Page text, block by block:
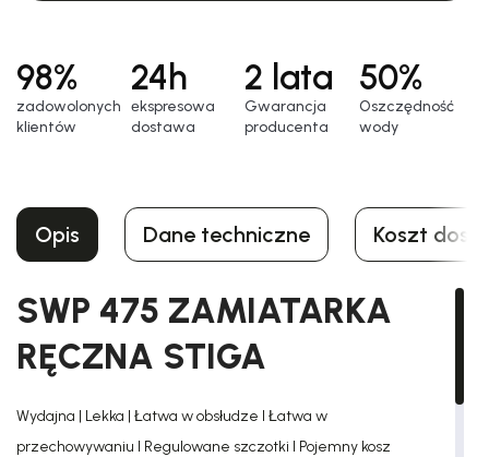
98%
zadowolonych
klientów
24h
еkspresowa
dostawa
2 lata
Gwarancja
producenta
50%
Oszczędność
wody
Opis Dane techniczne Koszt
SWP 475 ZAMIATARKA
RĘCZNA STIGA
Wydajna | Lekka | Łatwa w obsłudze l Łatwa w
przechowywaniu l Regulowane szczotki l Pojemny kosz